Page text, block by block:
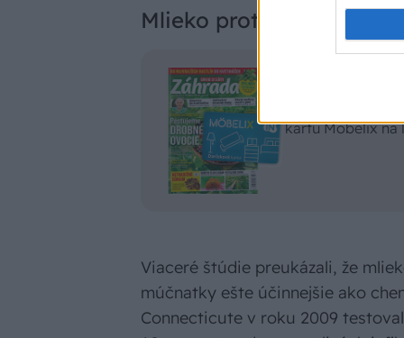
Mlieko proti múčnatke
Čítajte
kartu Möbelix na
Viaceré štúdie preukázali, že
múčnatky ešte účinnejšie ako
Connecticute v roku 2009